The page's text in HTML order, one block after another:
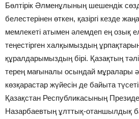
Бөлтірік Әлменұлының шешендік
белестерінен өткен, қазіргі кезде
мемлекеті атымен әлемдеп ең озық
теңестірген халқымыздың
құралдарымыздың бірі. Қазақтың
терең мағыналы осындай мұралары
көзқарастар жүйесін де байыта
Қазақстан Республикасының
Назарбаевтың ұлттық-отаншылдық